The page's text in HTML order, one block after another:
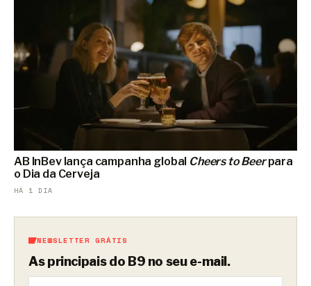
AB InBev lança campanha global Cheers to Beerpara
o Dia da Cerveja
HÁ 1 DIA
NEWSLETTER GRÁTIS
As principais do B9 no seu e-mail.